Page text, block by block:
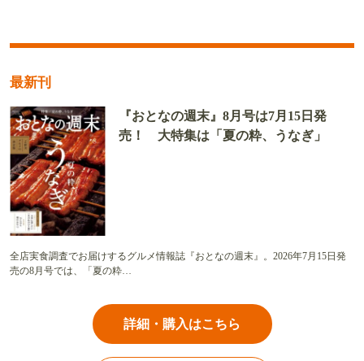
最新刊
『おとなの週末』8月号は7月15日発
売！ 大特集は「夏の粋、うなぎ」
全店実食調査でお届けするグルメ情報誌『おとなの週末』。2026年7月15日発
売の8月号では、「夏の粋…
詳細・購入はこちら